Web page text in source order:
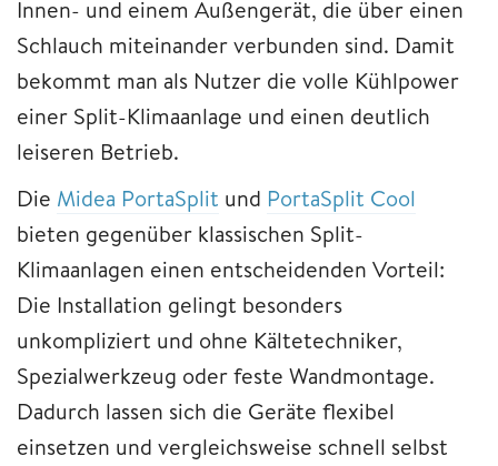
Innen- und einem Außengerät, die über einen
Schlauch miteinander verbunden sind. Damit
bekommt man als Nutzer die volle Kühlpower
einer Split-Klimaanlage und einen deutlich
leiseren Betrieb.
Die Midea PortaSplit und PortaSplit Cool
bieten gegenüber klassischen Split-
Klimaanlagen einen entscheidenden Vorteil:
Die Installation gelingt besonders
unkompliziert und ohne Kältetechniker,
Spezialwerkzeug oder feste Wandmontage.
Dadurch lassen sich die Geräte flexibel
einsetzen und vergleichsweise schnell selbst